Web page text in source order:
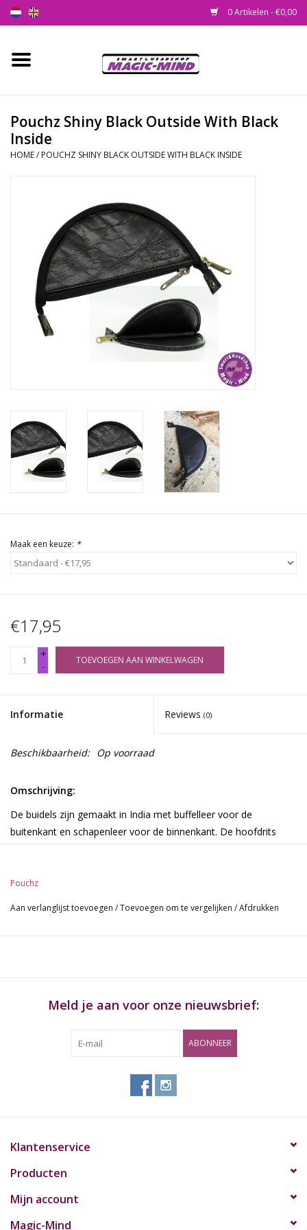
0 Artikelen - €0,00
Home
Smartshop
Health Supplies
Psychedelic
Rituals & Wierook
Pouchz Shiny Black Outside With Black
Inside
HOME/ POUCHZ SHINY BLACK OUTSIDE WITH BLACK INSIDE
Maak een keuze: *
€17,95
+
-
TOEVOEGEN AAN WINKELWAGEN
Informatie Reviews (0)
Beschikbaarheid: Op voorraad
Omschrijving:
De buidels zijn gemaakt in India met buffelleer voor de
buitenkant en schapenleer voor de binnenkant. De hoofdrits
opbergen van kleine items, zoals vloei en filtertips.
Pouch zijn er in acht variaties. Deze omvatten vier verschillende
Pouchz Shiny Black Outside With Black Inside
Pouchz
Aan verlanglijst toevoegen /Toevoegen om te vergelijken /Afdrukken
Meld je aan voor onze nieuwsbrief:
ABONNEER
Klantenservice
Producten
Mijn account
Magic-Mind